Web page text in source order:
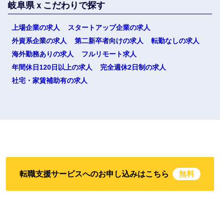
岐阜県ｘこだわりで探す
上場企業の求人
スタートアップ企業の求人
外資系企業の求人
第二新卒者向けの求人
転勤なしの求人
海外勤務ありの求人
フルリモート求人
年間休日120日以上の求人
完全週休2日制の求人
社宅・家賃補助有の求人
転職支援サービスへのお申し込みはこちら 無料